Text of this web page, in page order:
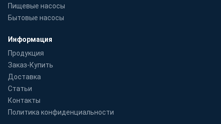
Пищевые насосы
Бытовые насосы
Информация
Продукция
Заказ-Купить
Доставка
Статьи
Контакты
Политика конфиденциальности